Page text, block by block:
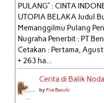
PULANG” : CINTA
UTOPIA BELAKA Judul
Memanggilmu Pulang
Nugraha Penerbit : PT
Cetakan : Pertama,
+ 263 ha...
Cerita di Balik Noda
byFira Basuki